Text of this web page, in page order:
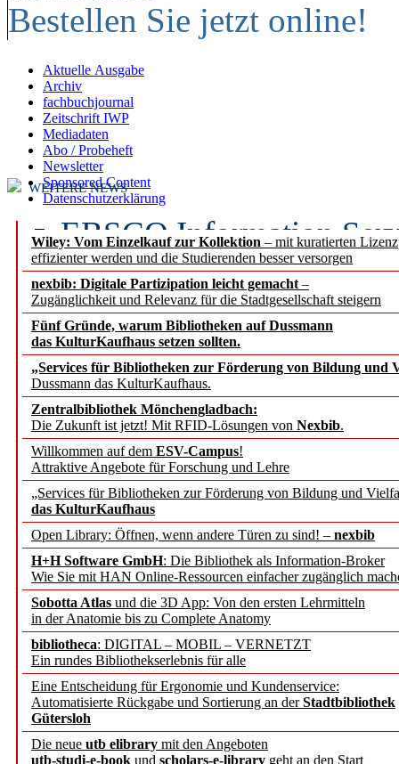
Bestellen Sie jetzt online!
Aktuelle Ausgabe
Archiv
fachbuchjournal
Zeitschrift IWP
Mediadaten
Abo / Probeheft
Newsletter
Sponsored Content
Datenschutzerklärung
Wiley: Vom Einzelkauf zur Kollektion – mit kuratierten
effizienter werden und die Studierenden besser versorgen
nexbib: Digitale Partizipation leicht gemacht –
Zugänglichkeit und Relevanz für die Stadtgesellschaft steigern
Fünf Gründe, warum Bibliotheken auf Dussmann
das KulturKaufhaus setzen sollten.
„Services für Bibliotheken zur Förderung von Bildung und
Dussmann das KulturKaufhaus.
Zentralbibliothek Mönchengladbach:
Die Zukunft ist jetzt! Mit RFID-Lösungen von Nexbib.
Willkommen auf dem ESV-Campus!
Attraktive Angebote für Forschung und Lehre
„Services für Bibliotheken zur Förderung von Bildung und
das KulturKaufhaus
Open Library: Öffnen, wenn andere Türen zu sind! – nexbib
H+H Software GmbH: Die Bibliothek als Information-Broker
Wie Sie mit HAN Online-Ressourcen einfacher zugänglich
Sobotta Atlas und die 3D App: Von den ersten Lehrmitteln
in der Anatomie bis zu Complete Anatomy
bibliotheca: DIGITAL – MOBIL – VERNETZT
Ein rundes Bibliothekserlebnis für alle
Eine Entscheidung für Ergonomie und Kundenservice:
Automatisierte Rückgabe und Sortierung an derStadtbibliothek
Gütersloh
Die neue utb elibrary mit den Angeboten
utb-studi-e-book und scholars-e-library geht an den Start
WEITERE NEWS
EBSCO Information
Recherchefunktionen in
Sorbisches Institut neu
Geschichte und
Künstliche Intelligenz
besser zu verstehen
„Leitbegriffe der
des BIÖG erscheinen
jedem Experiment
DFG setzt Förderung
FAIRmat fort
Bayerns digitale